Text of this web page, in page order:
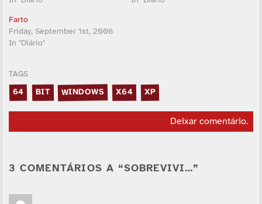
Farto
Friday, September 1st, 2006
In "Diário"
TAGS
64 BIT WINDOWS X64 XP
Deixar comentário.
3 COMENTÁRIOS A “SOBREVIVI…”